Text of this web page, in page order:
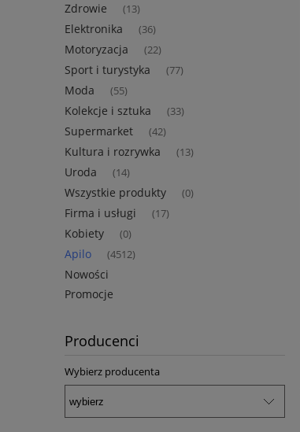
Zdrowie (13)
Elektronika (36)
Motoryzacja (22)
Sport i turystyka (77)
Moda (55)
Kolekcje i sztuka (33)
Supermarket (42)
Kultura i rozrywka (13)
Uroda (14)
Wszystkie produkty (0)
Firma i usługi (17)
Kobiety (0)
Apilo (4512)
Nowości
Promocje
Producenci
Wybierz producenta